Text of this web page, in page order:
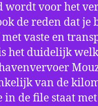
wordt voor het
de reden dat je
vaste en
het duidelijk
van de
in de file staat